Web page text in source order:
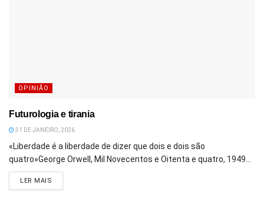
OPINIÃO
Futurologia e tirania
31 DE JANEIRO, 2026
«Liberdade é a liberdade de dizer que dois e dois são
quatro»George Orwell, Mil Novecentos e Oitenta e quatro, 1949...
LER MAIS